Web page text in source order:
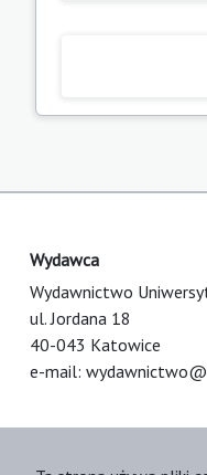
Wydawca
Wydawnictwo
ul. Jordana 18
40-043 Katowice
e-mail: